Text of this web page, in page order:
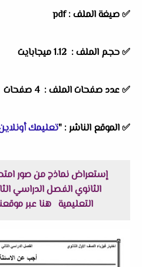
✅ صيغة الملف : pdf
✅ حجم الملف : 1.12 ميجابايت
✅ عدد صفحات الملف : 4 صفحات
✅الموقع الناشر : "تعليمك
إستعراض نماذج من صور
التعليمية هنا عبر